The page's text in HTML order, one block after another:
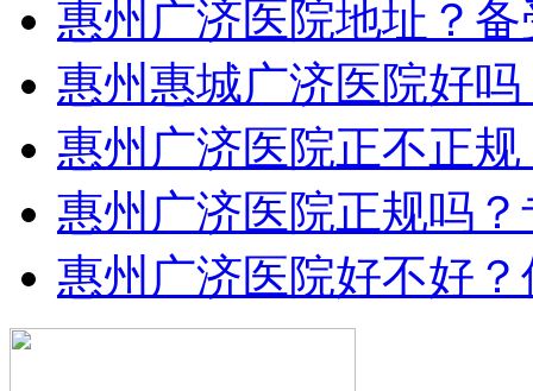
惠州广济医院地址？备
惠州惠城广济医院好吗
惠州广济医院正不正规
惠州广济医院正规吗？
惠州广济医院好不好？